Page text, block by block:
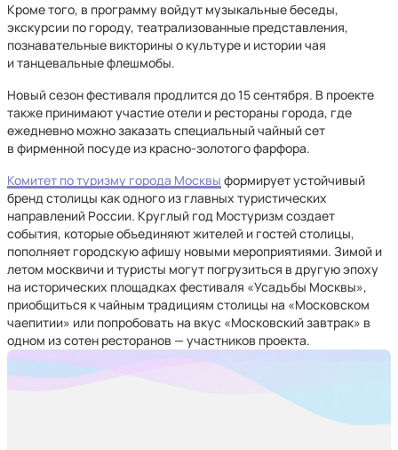
Кроме того, в программу войдут музыкальные беседы,
экскурсии по городу, театрализованные представления,
познавательные викторины о культуре и истории чая
и танцевальные флешмобы.
Новый сезон фестиваля продлится до 15 сентября. В проекте
также принимают участие отели и рестораны города, где
ежедневно можно заказать специальный чайный сет
в фирменной посуде из красно-золотого фарфора.
Комитет по туризму города Москвы формирует устойчивый
бренд столицы как одного из главных туристических
направлений России. Круглый год Мостуризм создает
события, которые объединяют жителей и гостей столицы,
пополняет городскую афишу новыми мероприятиями. Зимой и
летом москвичи и туристы могут погрузиться в другую эпоху
на исторических площадках фестиваля «Усадьбы Москвы»,
приобщиться к чайным традициям столицы на «Московском
чаепитии» или попробовать на вкус «Московский завтрак» в
одном из сотен ресторанов — участников проекта.